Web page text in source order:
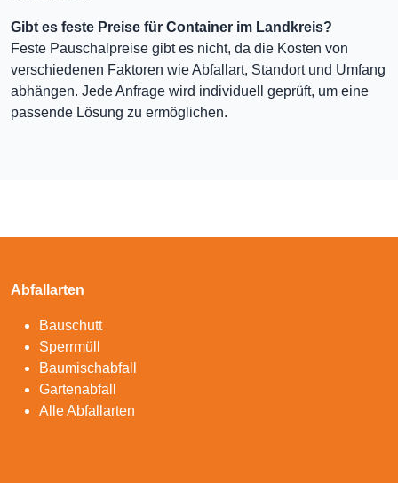
Gibt es feste Preise für Container im Landkreis?
Feste Pauschalpreise gibt es nicht, da die Kosten von
verschiedenen Faktoren wie Abfallart, Standort und Umfang
abhängen. Jede Anfrage wird individuell geprüft, um eine
passende Lösung zu ermöglichen.
Abfallarten
Bauschutt
Sperrmüll
Baumischabfall
Gartenabfall
Alle Abfallarten